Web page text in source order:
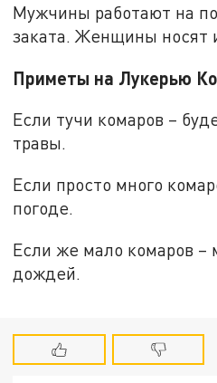
Мужчины работают на
заката. Женщины носят
Приметы на Лукерью
Если тучи комаров –
травы.
Если просто много
погоде.
Если же мало комаров –
дождей.